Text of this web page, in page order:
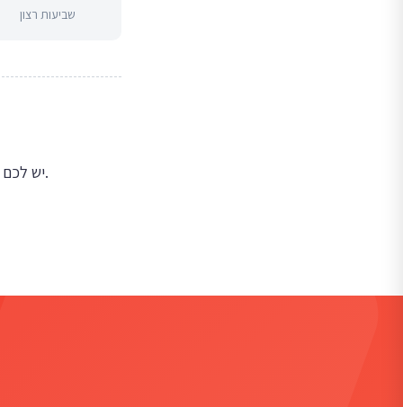
שביעות רצון
יש לכם שאלות? נשמח לשמוע מכם. הצוות שלנו מוכן לעזור לכם להתחיל עסק בישראל.